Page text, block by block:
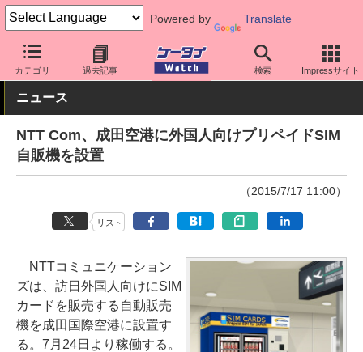
Powered by Translate
カテゴリ 過去記事 検索 Impressサイト
ケータイ Watch 格安スマホ/格安SIM 格安SIM/MVNO インバ
ニュース
NTT Com、成田空港に外国人向けプリペイドSIM
自販機を設置
（2015/7/17 11:00）
リスト
NTTコミュニケーション
ズは、訪日外国人向けにSIM
カードを販売する自動販売
機を成田国際空港に設置す
る。7月24日より稼働する。